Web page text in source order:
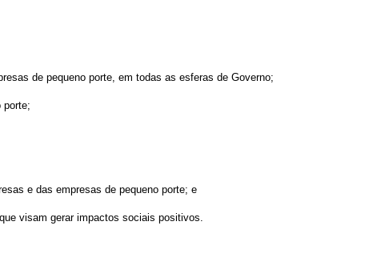
de pequeno porte, em todas as esferas de Governo;
porte;
e das empresas de pequeno porte; e
visam gerar impactos sociais positivos.